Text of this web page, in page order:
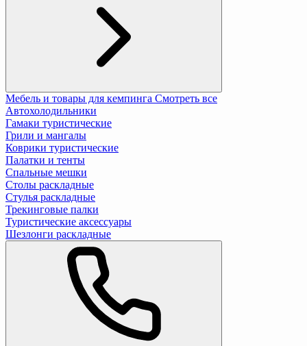
Мебель и товары для кемпинга Смотреть все
Автохолодильники
Гамаки туристические
Грили и мангалы
Коврики туристические
Палатки и тенты
Спальные мешки
Столы раскладные
Стулья раскладные
Трекинговые палки
Туристические аксессуары
Шезлонги раскладные